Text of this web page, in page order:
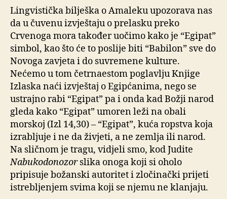
Lingvistička bilješka o Amaleku upozorava nas
da u čuvenu izvještaju o prelasku preko
Crvenoga mora također uočimo kako je “Egipat”
simbol, kao što će to poslije biti “Babilon” sve do
Novoga zavjeta i do suvremene kulture.
Nećemo u tom četrnaestom poglavlju Knjige
Izlaska naći izvještaj o Egipćanima, nego se
ustrajno rabi “Egipat” pa i onda kad Božji narod
gleda kako “Egipat” umoren leži na obali
morskoj (Izl 14,30) – “Egipat”, kuća ropstva koja
izrabljuje i ne da živjeti, a ne zemlja ili narod.
Na sličnom je tragu, vidjeli smo, kod Judite
Nabukodonozorslika onoga koji si oholo
pripisuje božanski autoritet i zločinački prijeti
istrebljenjem svima koji se njemu ne klanjaju.